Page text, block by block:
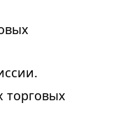
торговых